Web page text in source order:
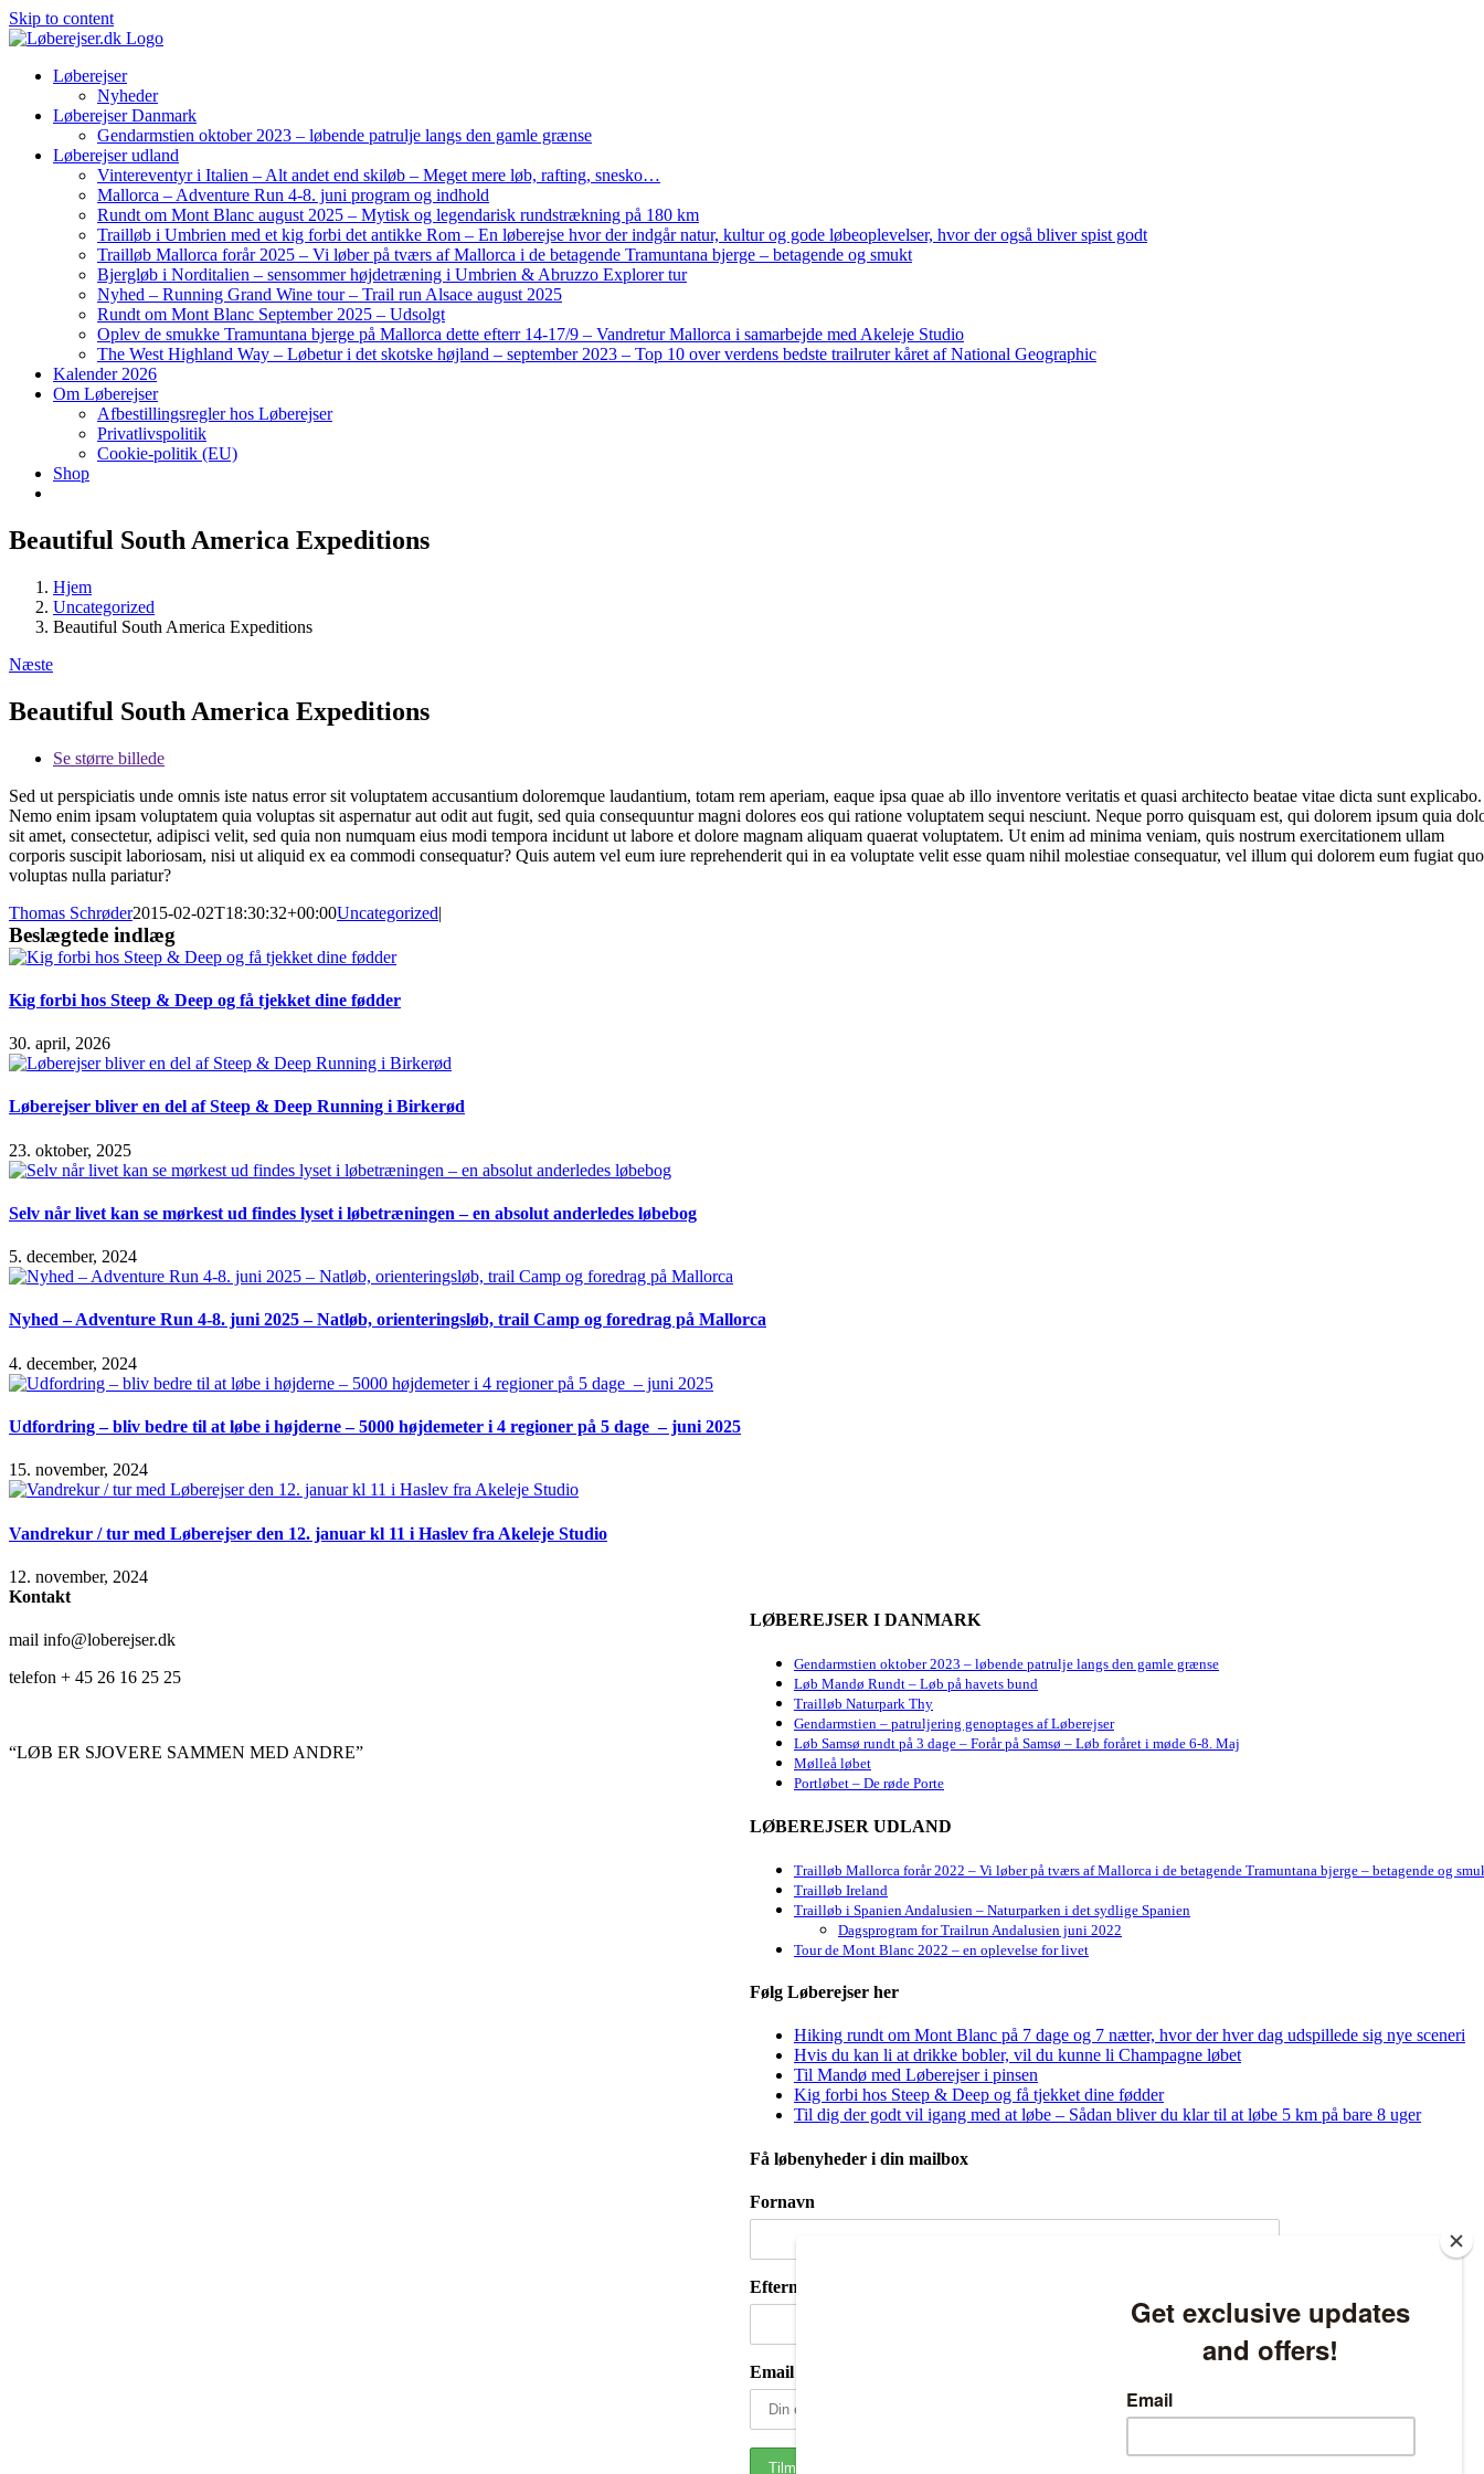
Skip to content
Løberejser
Nyheder
Løberejser Danmark
Gendarmstien oktober 2023 – løbende patrulje langs den gamle grænse
Løberejser udland
Vintereventyr i Italien – Alt andet end skiløb – Meget mere løb, rafting, snesko…
Mallorca – Adventure Run 4-8. juni program og indhold
Rundt om Mont Blanc august 2025 – Mytisk og legendarisk rundstrækning på 180 km
Trailløb i Umbrien med et kig forbi det antikke Rom – En løberejse hvor der indgår natur, kultur og gode løbeoplevelser, hvor der også bliver spist godt
Trailløb Mallorca forår 2025 – Vi løber på tværs af Mallorca i de betagende Tramuntana bjerge – betagende og smukt
Bjergløb i Norditalien – sensommer højdetræning i Umbrien & Abruzzo Explorer tur
Nyhed – Running Grand Wine tour – Trail run Alsace august 2025
Rundt om Mont Blanc September 2025 – Udsolgt
Oplev de smukke Tramuntana bjerge på Mallorca dette efterr 14-17/9 – Vandretur Mallorca i samarbejde med Akeleje Studio
The West Highland Way – Løbetur i det skotske højland – september 2023 – Top 10 over verdens bedste trailruter kåret af National Geographic
Kalender 2026
Om Løberejser
Afbestillingsregler hos Løberejser
Privatlivspolitik
Cookie-politik (EU)
Shop
Beautiful South America Expeditions
Hjem
Uncategorized
Beautiful South America Expeditions
Næste
Beautiful South America Expeditions
Se større billede
Sed ut perspiciatis unde omnis iste natus error sit voluptatem accusantium doloremque laudantium, totam rem aperiam, eaque ipsa quae ab illo inventore veritatis et quasi architecto beatae vitae dicta sunt explicabo.
Nemo enim ipsam voluptatem quia voluptas sit aspernatur aut odit aut fugit, sed quia consequuntur magni dolores eos qui ratione voluptatem sequi nesciunt. Neque porro quisquam est, qui dolorem ipsum quia
sit amet, consectetur, adipisci velit, sed quia non numquam eius modi tempora incidunt ut labore et dolore magnam aliquam quaerat voluptatem. Ut enim ad minima veniam, quis nostrum exercitationem ullam
corporis suscipit laboriosam, nisi ut aliquid ex ea commodi consequatur? Quis autem vel eum iure reprehenderit qui in ea voluptate velit esse quam nihil molestiae consequatur, vel illum qui dolorem eum fugiat quo
voluptas nulla pariatur?
Thomas Schrøder2015-02-02T18:30:32+00:00Uncategorized|
Beslægtede indlæg
Kig forbi hos Steep & Deep og få tjekket dine fødder
30. april, 2026
Løberejser bliver en del af Steep & Deep Running i Birkerød
23. oktober, 2025
Selv når livet kan se mørkest ud findes lyset i løbetræningen – en absolut anderledes løbebog
5. december, 2024
Nyhed – Adventure Run 4-8. juni 2025 – Natløb, orienteringsløb, trail Camp og foredrag på Mallorca
4. december, 2024
Udfordring – bliv bedre til at løbe i højderne – 5000 højdemeter i 4 regioner på 5 dage – juni 2025
15. november, 2024
Vandrekur / tur med Løberejser den 12. januar kl 11 i Haslev fra Akeleje Studio
12. november, 2024
LØBEREJSER I DANMARK
Gendarmstien oktober 2023 – løbende patrulje langs den gamle grænse
Løb Mandø Rundt – Løb på havets bund
Trailløb Naturpark Thy
Gendarmstien – patruljering genoptages af Løberejser
Løb Samsø rundt på 3 dage – Forår på Samsø – Løb foråret i møde 6-8. Maj
Mølleå løbet
Portløbet – De røde Porte
LØBEREJSER UDLAND
Trailløb Mallorca forår 2022 – Vi løber på tværs af Mallorca i de betagende Tramuntana bjerge – betagende og
Trailløb Ireland
Trailløb i Spanien Andalusien – Naturparken i det sydlige Spanien
Dagsprogram for Trailrun Andalusien juni 2022
Tour de Mont Blanc 2022 – en oplevelse for livet
Følg Løberejser her
Hiking rundt om Mont Blanc på 7 dage og 7 nætter, hvor der hver dag udspillede sig nye sceneri
Hvis du kan li at drikke bobler, vil du kunne li Champagne løbet
Til Mandø med Løberejser i pinsen
Kig forbi hos Steep & Deep og få tjekket dine fødder
Til dig der godt vil igang med at løbe – Sådan bliver du klar til at løbe 5 km på bare 8 uger
Få løbenyheder i din mailbox
Fornavn
Efternavn
Email adresse:
Kontakt
mail info@loberejser.dk
telefon + 45 26 16 25 25
“LØB ER SJOVERE SAMMEN MED ANDRE”